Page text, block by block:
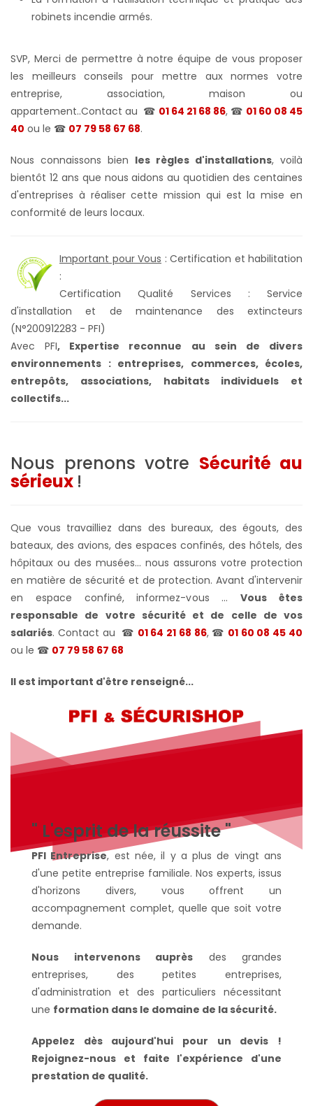
robinets incendie armés.
SVP, Merci de permettre à notre équipe de vous proposer
les meilleurs conseils pour mettre aux normes votre
entreprise, association, maison ou
appartement..Contact au ☎ 01 64 21 68 86, ☎ 01 60 08 45
40 ou le ☎ 07 79 58 67 68.
Nous connaissons bien les règles d'installations, voilà
bientôt 12 ans que nous aidons au quotidien des centaines
d'entreprises à réaliser cette mission qui est la mise en
conformité de leurs locaux.
Important pour Vous : Certification et habilitation
:
Certification Qualité Services : Service
d'installation et de maintenance des extincteurs
(N°200912283 - PFI)
Avec PFI, Expertise reconnue au sein de divers
environnements : entreprises, commerces, écoles,
entrepôts, associations, habitats individuels et
collectifs...
Nous prenons votre Sécurité au
sérieux !
Que vous travailliez dans des bureaux, des égouts, des
bateaux, des avions, des espaces confinés, des hôtels, des
hôpitaux ou des musées... nous assurons votre protection
en matière de sécurité et de protection. Avant d'intervenir
en espace confiné, informez-vous ...Vous êtes
responsable de votre sécurité et de celle de vos
salariés. Contact au ☎ 01 64 21 68 86, ☎ 01 60 08 45 40
ou le ☎ 07 79 58 67 68
Il est important d'être renseigné...
" L'esprit de la réussite "
PFI Entreprise, est née, il y a plus de vingt ans
d'une petite entreprise familiale. Nos experts, issus
d'horizons divers, vous offrent un
accompagnement complet, quelle que soit votre
demande.
Nous intervenons auprès des grandes
entreprises, des petites entreprises,
d'administration et des particuliers nécessitant
une formation dans le domaine de la sécurité.
Appelez dès aujourd'hui pour un devis !
Rejoignez-nous et faite l'expérience d'une
prestation de qualité.